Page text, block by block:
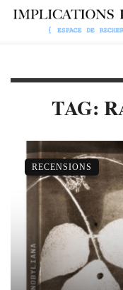
TAG:
RECENSIONS